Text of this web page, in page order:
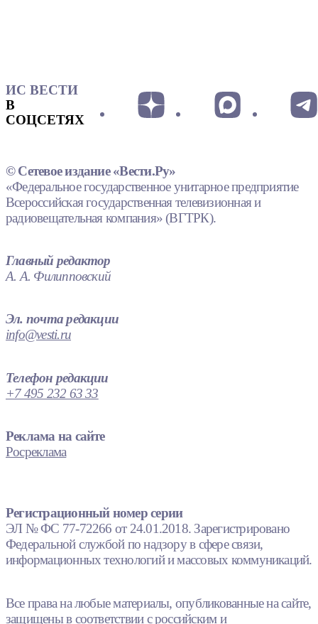
ИС ВЕСТИ
В
СОЦСЕТЯХ
© Сетевое издание «Вести.Ру»
«Федеральное государственное унитарное предприятие
Всероссийская государственная телевизионная и
радиовещательная компания» (ВГТРК).
Главный редактор
А. А. Филипповский
Эл. почта редакции
info@vesti.ru
Телефон редакции
+7 495 232 63 33
Реклама на сайте
Росреклама
Регистрационный номер серии
ЭЛ № ФС 77-72266 от 24.01.2018. Зарегистрировано
Федеральной службой по надзору в сфере связи,
информационных технологий и массовых коммуникаций.
Все права на любые материалы, опубликованные на сайте,
защищены в соответствии с российским и